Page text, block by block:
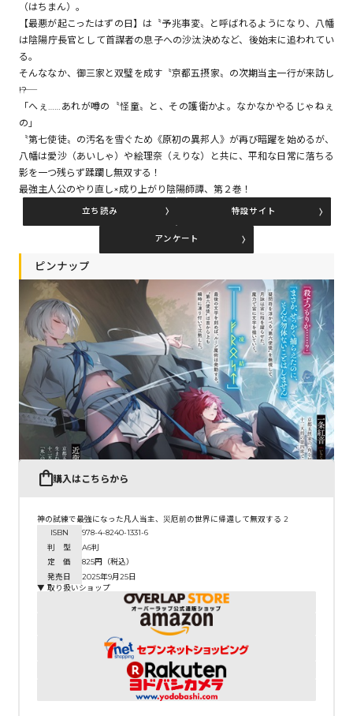
コミックパルフェ
閉じる
（はちまん）。
【最悪が起こったはずの日】は〝予兆事変〟と呼ばれるようになり、八幡
は陰陽庁長官として首謀者の息子への沙汰決めなど、後始末に追われてい
る。
そんななか、御三家と双璧を成す〝京都五摂家〟の次期当主一行が来訪し
――!?
「へぇ……あれが噂の〝怪童〟と、その護衛かよ。なかなかやるじゃねぇ
の」
〝第七使徒〟の汚名を雪ぐため《原初の異邦人》が再び暗躍を始めるが、
八幡は愛沙（あいしゃ）や絵理奈（えりな）と共に、平和な日常に落ちる
影を一つ残らず蹂躙し無双する！
最強主人公のやり直し×成り上がり陰陽師譚、第２巻！
立ち読み 特設サイト
アンケート
ピンナップ
購入はこちらから
神の試練で最強になった凡人当主、災厄前の世界に帰還して無双する 2
ISBN
978-4-8240-1331-6
判 型
A6判
定 価
825円（税込）
発売日
2025年9月25日
▼ 取り扱いショップ